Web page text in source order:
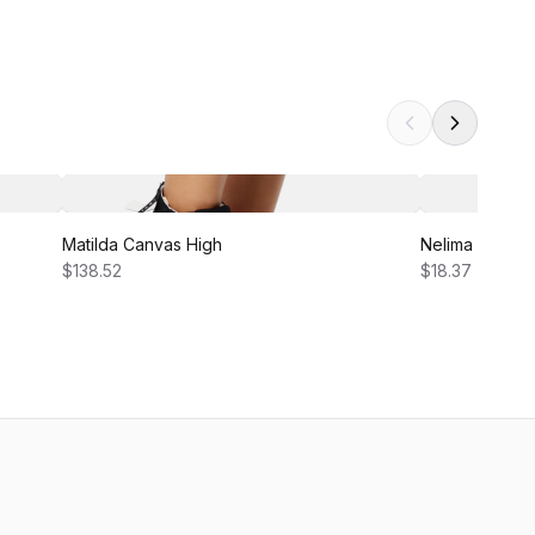
Matilda Canvas High
$138.52
Nelima Dress
$18.37